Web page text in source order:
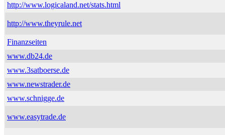
http://www.logicaland.net/stats.html
http://www.theyrule.net
Finanzseiten
www.db24.de
www.3satboerse.de
www.newstrader.de
www.schnigge.de
www.easytrade.de